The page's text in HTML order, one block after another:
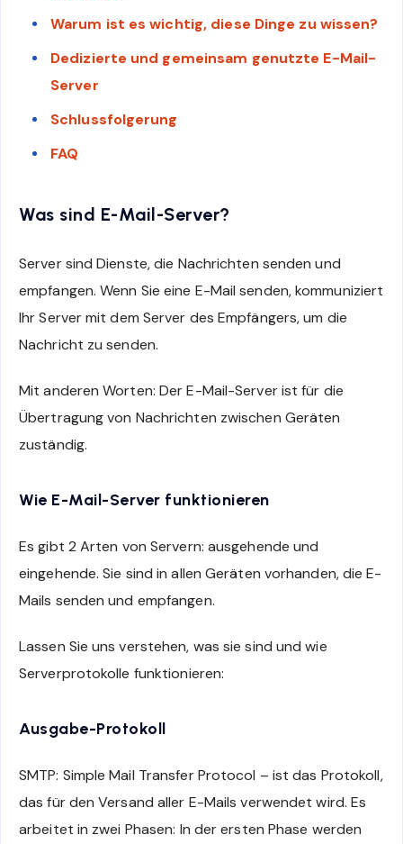
Warum ist es wichtig, diese Dinge zu wissen?
Dedizierte und gemeinsam genutzte E-Mail-
Server
Schlussfolgerung
FAQ
Was sind E-Mail-Server?
Server sind Dienste, die Nachrichten senden und
empfangen. Wenn Sie eine E-Mail senden, kommuniziert
Ihr Server mit dem Server des Empfängers, um die
Nachricht zu senden.
Mit anderen Worten: Der E-Mail-Server ist für die
Übertragung von Nachrichten zwischen Geräten
zuständig.
Wie E-Mail-Server funktionieren
Es gibt 2 Arten von Servern: ausgehende und
eingehende. Sie sind in allen Geräten vorhanden, die E-
Mails senden und empfangen.
Lassen Sie uns verstehen, was sie sind und wie
Serverprotokolle funktionieren:
Ausgabe-Protokoll
SMTP: Simple Mail Transfer Protocol – ist das Protokoll,
das für den Versand aller E-Mails verwendet wird. Es
arbeitet in zwei Phasen: In der ersten Phase werden